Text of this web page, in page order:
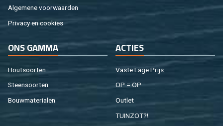
Al­ge­me­ne voor­waar­den
Pri­va­cy en coo­kies
ONS GAMMA
Hout­soor­ten
Steen­soor­ten
Bouw­ma­te­ri­a­len
AC­TIES
Vaste Lage Prijs
OP = OP
Out­let
TUIN­ZOT?!